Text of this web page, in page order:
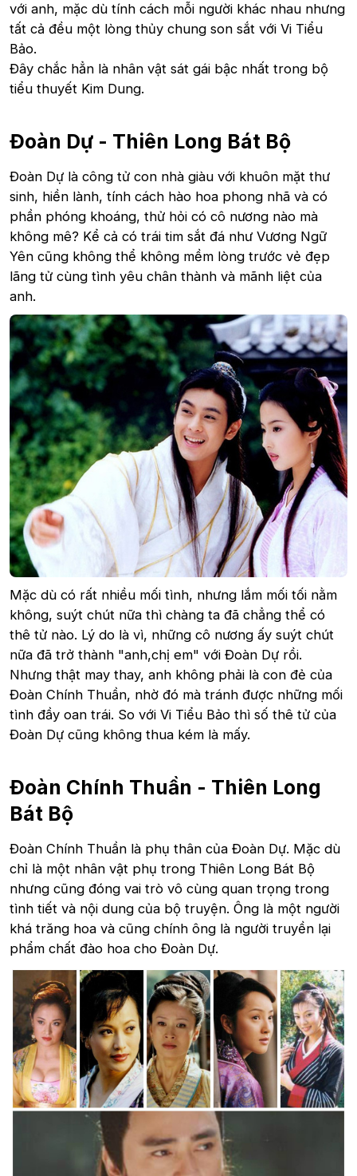
với anh, mặc dù tính cách mỗi người khác nhau nhưng
tất cả đều một lòng thủy chung son sắt với Vi Tiểu
Bảo.
Đây chắc hẳn là nhân vật sát gái bậc nhất trong bộ
tiểu thuyết Kim Dung.
Đoàn Dự - Thiên Long Bát Bộ
Đoàn Dự là công tử con nhà giàu với khuôn mặt thư
sinh, hiền lành, tính cách hào hoa phong nhã và có
phần phóng khoáng, thử hỏi có cô nương nào mà
không mê? Kể cả có trái tim sắt đá như Vương Ngữ
Yên cũng không thể không mềm lòng trước vẻ đẹp
lãng tử cùng tình yêu chân thành và mãnh liệt của
anh.
Mặc dù có rất nhiều mối tình, nhưng lắm mối tối nằm
không, suýt chút nữa thì chàng ta đã chẳng thể có
thê tử nào. Lý do là vì, những cô nương ấy suýt chút
nữa đã trở thành "anh,chị em" với Đoàn Dự rồi.
Nhưng thật may thay, anh không phải là con đẻ của
Đoàn Chính Thuần, nhờ đó mà tránh được những mối
tình đầy oan trái. So với Vi Tiểu Bảo thì số thê tử của
Đoàn Dự cũng không thua kém là mấy.
Đoàn Chính Thuần - Thiên Long
Bát Bộ
Đoàn Chính Thuần là phụ thân của Đoàn Dự. Mặc dù
chỉ là một nhân vật phụ trong Thiên Long Bát Bộ
nhưng cũng đóng vai trò vô cùng quan trọng trong
tình tiết và nội dung của bộ truyện. Ông là một người
khá trăng hoa và cũng chính ông là người truyền lại
phẩm chất đào hoa cho Đoàn Dự.